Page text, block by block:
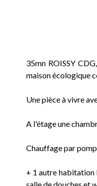
35mn ROISSY
maison écologique
Une pièce à vivre
A l'étage une
Chauffage par
+ 1 autre habitation